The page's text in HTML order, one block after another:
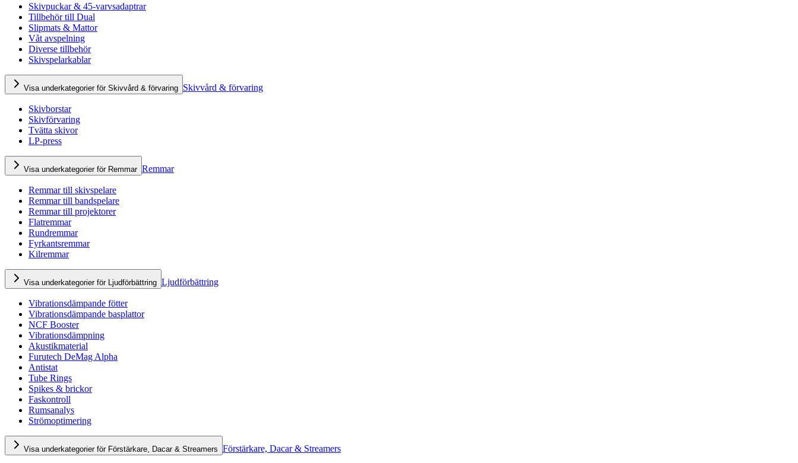
Skivpuckar & 45-varvsadaptrar
Tillbehör till Dual
Slipmats & Mattor
Våt avspelning
Diverse tillbehör
Skivspelarkablar
Visa underkategorier för Skivvård & förvaring Skivvård & förvaring
Skivborstar
Skivförvaring
Tvätta skivor
LP-press
Visa underkategorier för Remmar Remmar
Remmar till skivspelare
Remmar till bandspelare
Remmar till projektorer
Flatremmar
Rundremmar
Fyrkantsremmar
Kilremmar
Visa underkategorier för Ljudförbättring Ljudförbättring
Vibrationsdämpande fötter
Vibrationsdämpande basplattor
NCF Booster
Vibrationsdämpning
Akustikmaterial
Furutech DeMag Alpha
Antistat
Tube Rings
Spikes & brickor
Faskontroll
Rumsanalys
Strömoptimering
Visa underkategorier för Förstärkare, Dacar & Streamers Förstärkare, Dacar & Streamers